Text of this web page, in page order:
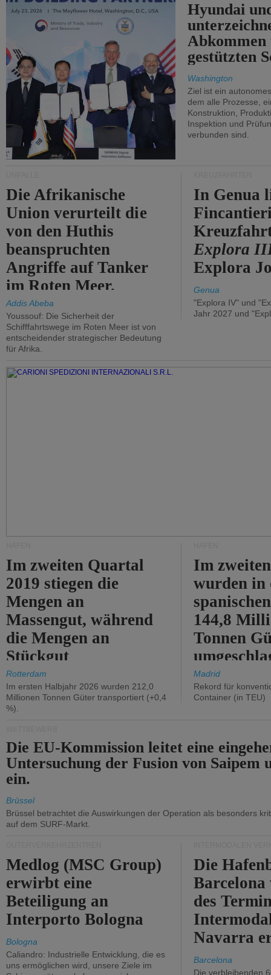
Hyundai
gestützten
Washington
Ziel ist ein
dem alle Prozesse,
Konstruktion,
Inspektion und
verbunden sind.
Die Afrikanische
Union verurteilt die
von den Huthis
beanspruchten
Angriffe auf Tanker
im Roten Meer.
Addis Abeba
Youssouf: Die Sicherheit der
Schifffahrtswege im Roten Meer ist von
entscheidender strategischer Bedeutung
für Afrika.
In Genua
Explora
Explora
Genua
"Explora IV" und
Jahr 2027 und
Im zweiten Quartal
2019 stiegen die
Mengen an
Massengut, während
die Mengen an
Stückgut
zurückgingen.
Rotterdam
Im ersten Halbjahr 2026 wurden 212,0
Millionen Tonnen Güter transportiert (+0,4
%).
Im
wurden in
144,8
Tonnen
%).
Madrid
Rekord für
Container (in TEU)
Die EU-Kommission leitet eine
Untersuchung der Fusion von Saipem
ein.
Brüssel
Brüssel betrachtet die Auswirkungen der Operation als besonders
auf dem SURF-Markt.
Medlog (MSC Group)
erwirbt eine
Beteiligung an
Interporto Bologna
Bologna
Caliandro: Industrielle Entwicklung, die es
uns ermöglichen wird, unsere Ziele im
Die
des
Navarra
Barcelona
Die verbleibenden